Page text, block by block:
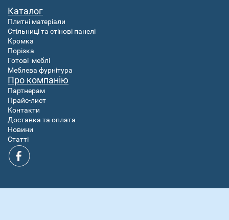
Каталог
Плитні матеріали
Стільниці та стінові панелі
Кромка
Порізка
Готові меблі
Меблева фурнітура
Про компанію
Партнерам
Прайс-лист
Контакти
Доставка та оплата
Новини
Статті